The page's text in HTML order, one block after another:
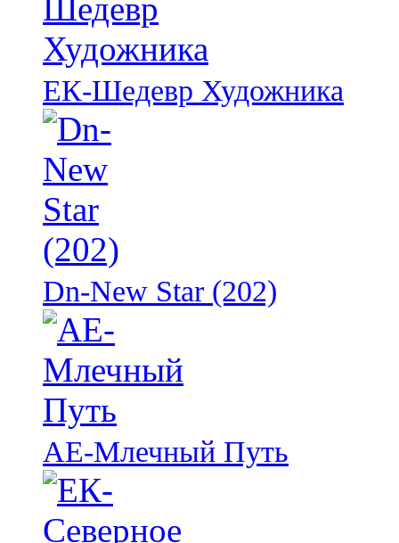
ЕК-Шедевр Художника
Dn-New Star (202)
АЕ-Млечный Путь